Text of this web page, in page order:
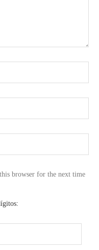
browser for the next time